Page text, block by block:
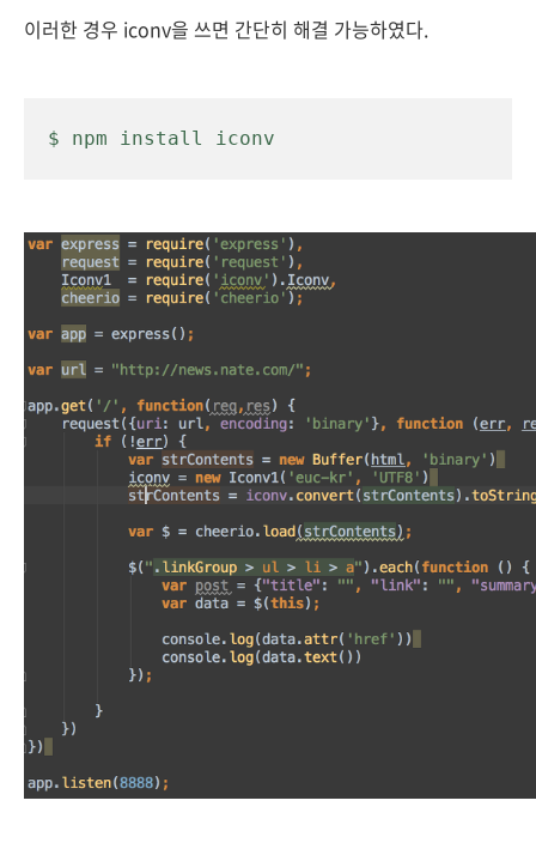
이러한 경우 iconv을 쓰면 간단히 해결 가능하였다.
$ npm install iconv